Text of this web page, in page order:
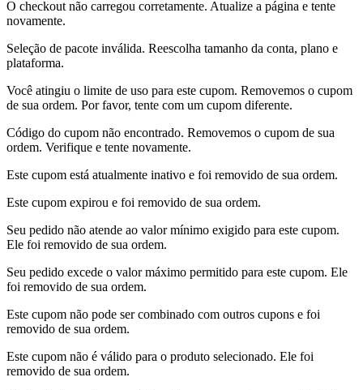
O checkout não carregou corretamente. Atualize a página e tente
novamente.
Seleção de pacote inválida. Reescolha tamanho da conta, plano e
plataforma.
Você atingiu o limite de uso para este cupom. Removemos o cupom
de sua ordem. Por favor, tente com um cupom diferente.
Código do cupom não encontrado. Removemos o cupom de sua
ordem. Verifique e tente novamente.
Este cupom está atualmente inativo e foi removido de sua ordem.
Este cupom expirou e foi removido de sua ordem.
Seu pedido não atende ao valor mínimo exigido para este cupom.
Ele foi removido de sua ordem.
Seu pedido excede o valor máximo permitido para este cupom. Ele
foi removido de sua ordem.
Este cupom não pode ser combinado com outros cupons e foi
removido de sua ordem.
Este cupom não é válido para o produto selecionado. Ele foi
removido de sua ordem.